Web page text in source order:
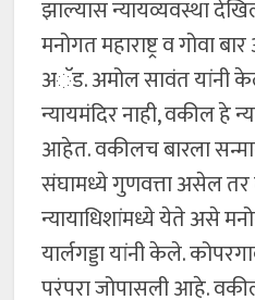
झाल्यास न्यायव्यवस्था
मनोगत महाराष्ट्र व गोवा
अॅड. अमोल सावंत यांनी
न्यायमंदिर नाही, वकील हे
आहेत. वकीलच बारला
संघामध्ये गुणवत्ता असेल तर
न्यायाधिशांमध्ये येते असे
यार्लगड्डा यांनी केले.
परंपरा जोपासली आहे.